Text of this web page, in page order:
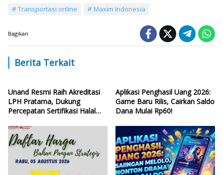
Transportasi online
Maxim Indonesia
Bagikan
Berita Terkait
Unand Resmi Raih Akreditasi
LPH Pratama, Dukung
Percepatan Sertifikasi Halal
Aplikasi Penghasil Uang 2026:
Game Baru Rilis, Cairkan Saldo
Dana Mulai Rp60!